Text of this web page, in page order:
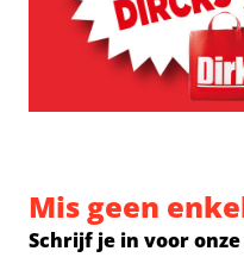
Mis geen
Schrijf je in voor